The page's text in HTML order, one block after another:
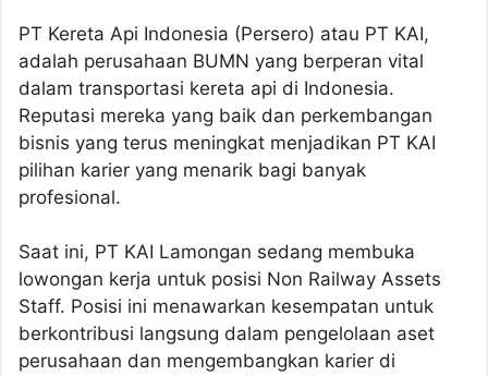
PT Kereta Api Indonesia (Persero) atau PT KAI,
adalah perusahaan BUMN yang berperan vital
dalam transportasi kereta api di Indonesia.
Reputasi mereka yang baik dan perkembangan
bisnis yang terus meningkat menjadikan PT KAI
pilihan karier yang menarik bagi banyak
profesional.
Saat ini, PT KAI Lamongan sedang membuka
lowongan kerja untuk posisi Non Railway Assets
Staff. Posisi ini menawarkan kesempatan untuk
berkontribusi langsung dalam pengelolaan aset
perusahaan dan mengembangkan karier di